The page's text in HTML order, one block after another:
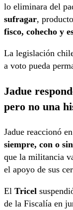
lo eliminara del
sufragar,
fisco, cohecho y
La legislación
a voto pueda
Jadue
pero no una
Jadue reaccionó
siempre, con o
que la militancia
el apoyo de sus
El Tricel
de la Fiscalía en